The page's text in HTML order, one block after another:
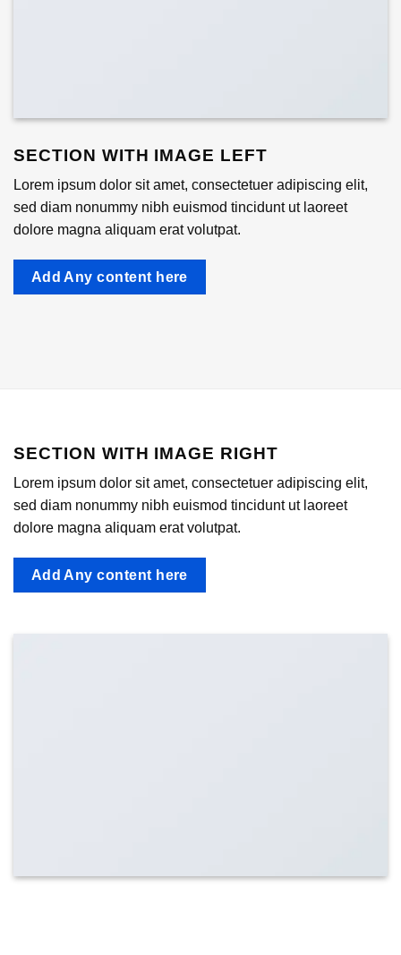
SECTION WITH IMAGE LEFT
Lorem ipsum dolor sit amet, consectetuer adipiscing elit,
sed diam nonummy nibh euismod tincidunt ut laoreet
dolore magna aliquam erat volutpat.
Add Any content here
SECTION WITH IMAGE RIGHT
Lorem ipsum dolor sit amet, consectetuer adipiscing elit,
sed diam nonummy nibh euismod tincidunt ut laoreet
dolore magna aliquam erat volutpat.
Add Any content here